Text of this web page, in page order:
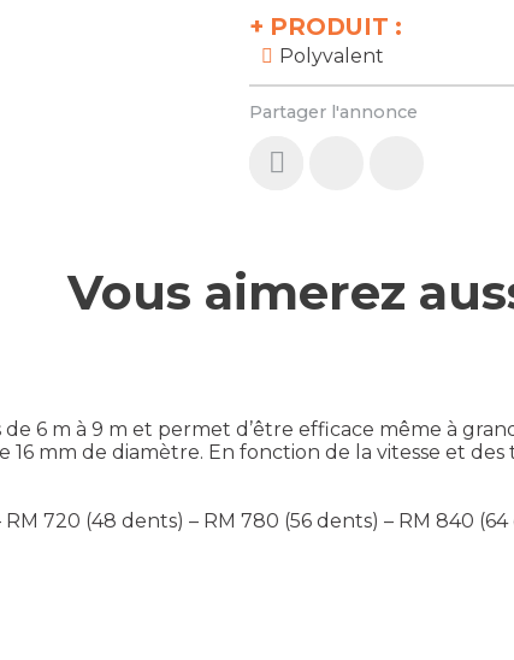
+ PRODUIT :
Polyvalent
Partager l'annonce
Vous aimerez
6 m à 9 m et permet d’être efficace même à
mm de diamètre. En fonction de la vitesse et
720 (48 dents) – RM 780 (56 dents) – RM 840